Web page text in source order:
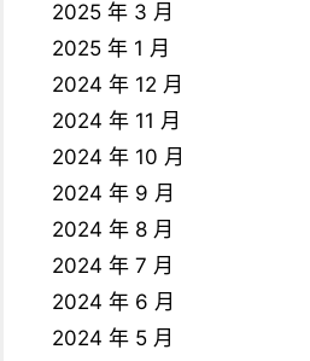
2025 年 3 月
2025 年 1 月
2024 年 12 月
2024 年 11 月
2024 年 10 月
2024 年 9 月
2024 年 8 月
2024 年 7 月
2024 年 6 月
2024 年 5 月